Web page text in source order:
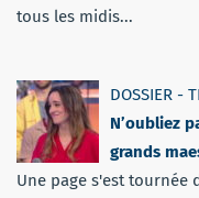
tous les midis...
DOSSIER -
N’oubliez
grands
Une page s'est tournée